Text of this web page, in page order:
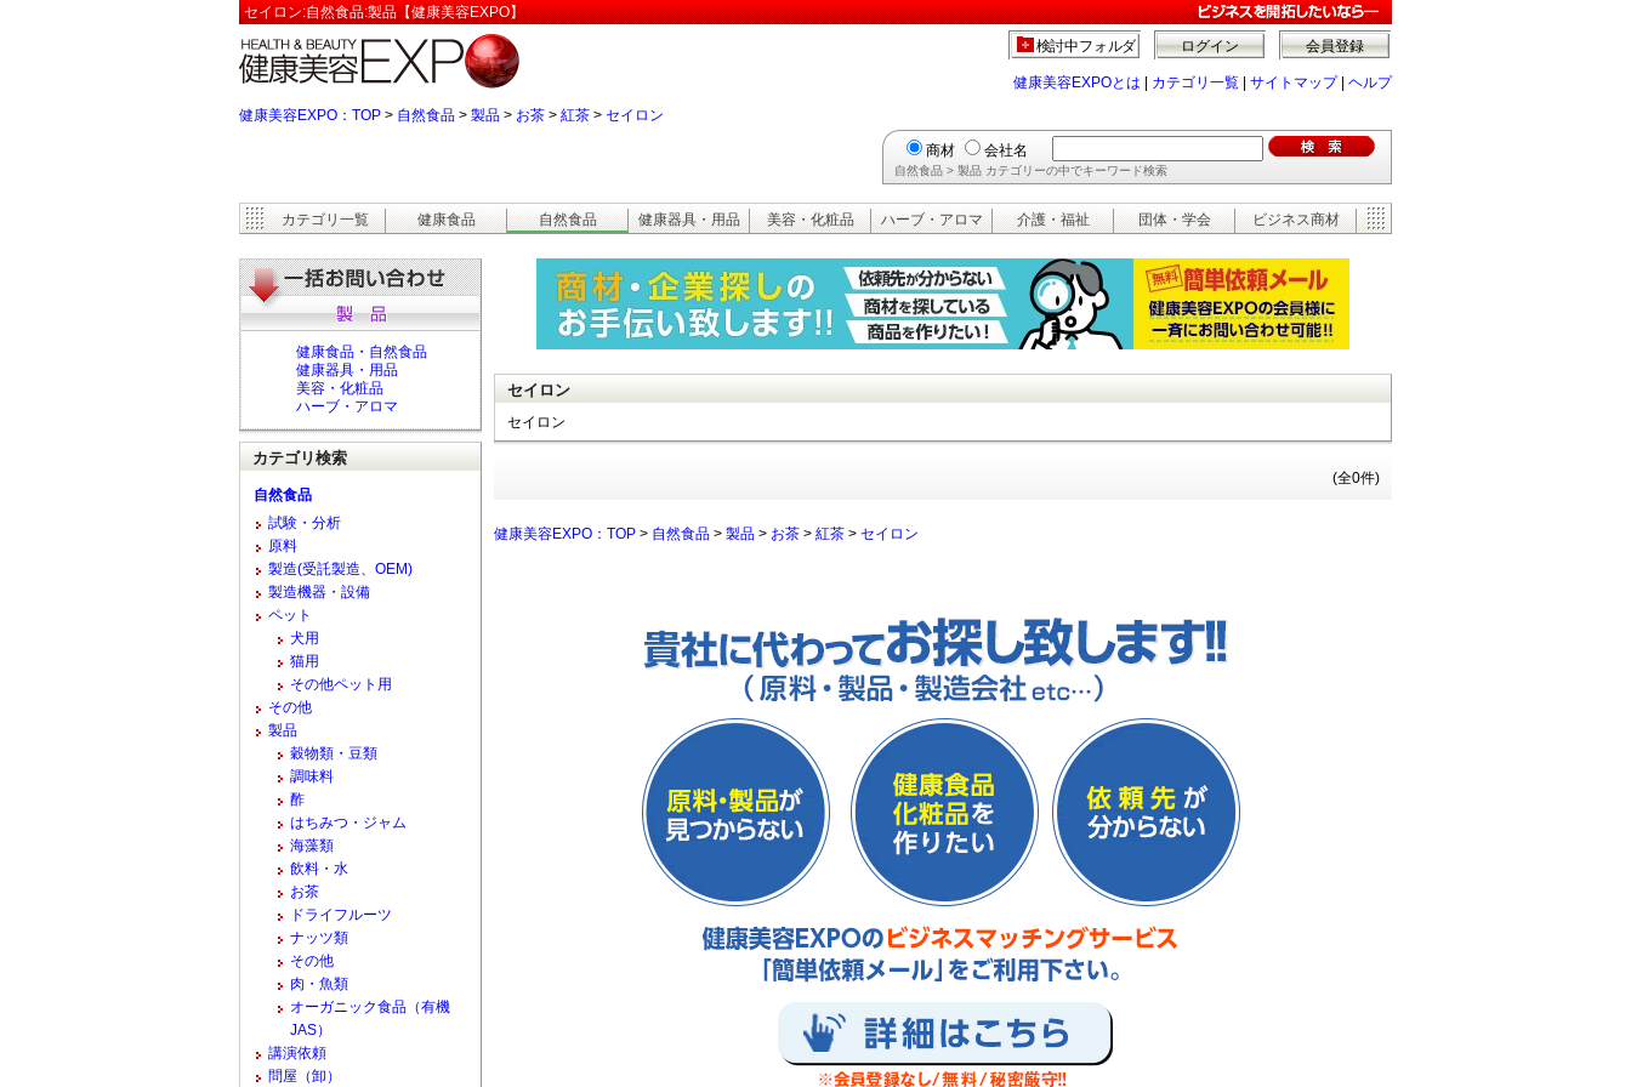
セイロン:自然食品:製品【健康美容EXPO】
会員登録
ログイン
検討中フォルダ
健康美容EXPOとは カテゴリ一覧 サイトマップ| ヘルプ
健康美容EXPO：TOP > 自然食品 > 製品 > お茶 > 紅茶 > セイロン
商材 会社名
自然食品 > 製品 カテゴリーの中でキーワード検索
カテゴリ一覧 健康食品 自然食品 健康器具・用品 美容・化粧品 ハーブ・アロマ 介護・福祉 団体・学会 ビジネス商材
セイロン
セイロン
(全0件)
健康美容EXPO：TOP > 自然食品 > 製品 > お茶 > 紅茶 > セイロン
健康食品・自然食品
健康器具・用品
美容・化粧品
ハーブ・アロマ
カテゴリ検索
自然食品
試験・分析
原料
製造(受託製造、OEM)
製造機器・設備
ペット
犬用
猫用
その他ペット用
その他
製品
穀物類・豆類
調味料
酢
はちみつ・ジャム
海藻類
飲料・水
お茶
ドライフルーツ
ナッツ類
その他
肉・魚類
オーガニック食品（有機
JAS）
講演依頼
問屋（卸）